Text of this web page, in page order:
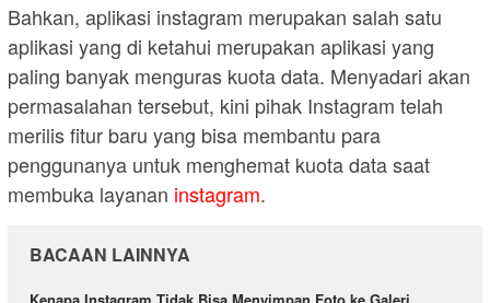
Bahkan, aplikasi instagram merupakan salah satu
aplikasi yang di ketahui merupakan aplikasi yang
paling banyak menguras kuota data. Menyadari akan
permasalahan tersebut, kini pihak Instagram telah
merilis fitur baru yang bisa membantu para
penggunanya untuk menghemat kuota data saat
membuka layanan instagram.
BACAAN LAINNYA